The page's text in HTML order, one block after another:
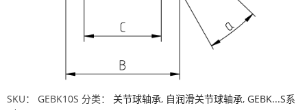
SKU： GEBK10S 分类： 关节球轴承, 自润滑关节球轴承, GEBK...S系